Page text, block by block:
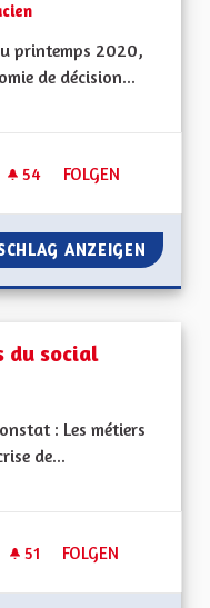
printemps 2020,
de décision...
54 54 FOLLOWER
FOLGEN
LA GESTION DES
ANZEIGEN LA
du social
: Les métiers
de...
51 51 FOLLOWER
FOLGEN
L'ATTRACTIVITÉ